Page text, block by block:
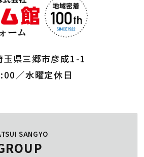
県三郷市彦成1-1
／水曜定休日
SANGYO